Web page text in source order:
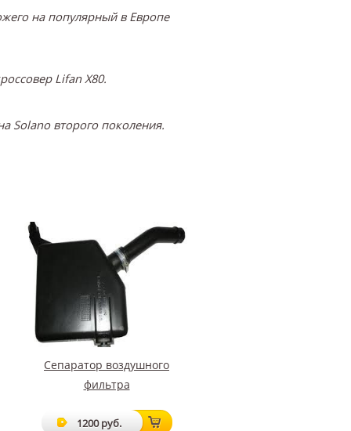
на популярный в Европе
Lifan X80.
Solano второго поколения.
Сепаратор воздушного
фильтра
1200 руб.